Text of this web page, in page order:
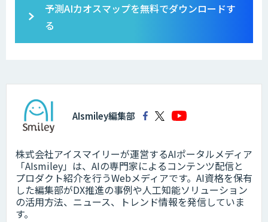
予測AIカオスマップを無料でダウンロードす
る
AIsmiley編集部
株式会社アイスマイリーが運営するAIポータルメディア
「AIsmiley」は、AIの専門家によるコンテンツ配信と
プロダクト紹介を行うWebメディアです。AI資格を保有
した編集部がDX推進の事例や人工知能ソリューション
の活用方法、ニュース、トレンド情報を発信していま
す。